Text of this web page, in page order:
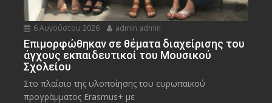
6 Αυγούστου 2026 admin admin
Eπιμορφώθηκαν σε θέματα διαχείρισης του
άγχους εκπαιδευτικοί του Μουσικού
Σχολείου
Στο πλαίσιο της υλοποίησης του ευρωπαϊκού
προγράμματος Erasmus+ με